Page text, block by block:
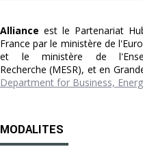
Alliance est le Partenariat
France par le ministère de
et le ministère de
Recherche (MESR), et en
Department for Business,
MODALITES